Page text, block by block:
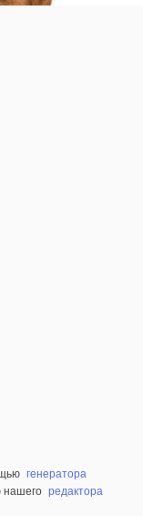
генератора
нашего редактора